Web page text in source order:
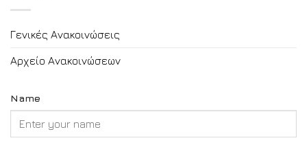
Γενικές Ανακοινώσεις
Αρχείο Ανακοινώσεων
Name